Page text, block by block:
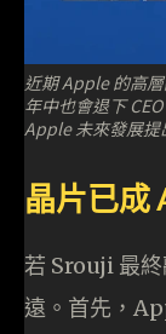
近期 Apple 的高
年中也會退下
Apple 未來發展提
晶片已成
若 Srouji 最
遠。首先，